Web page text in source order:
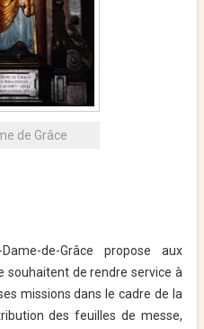
de Grâce
de-Grâce propose aux
souhaitent de rendre service à
missions dans le cadre de la
des feuilles de messe,